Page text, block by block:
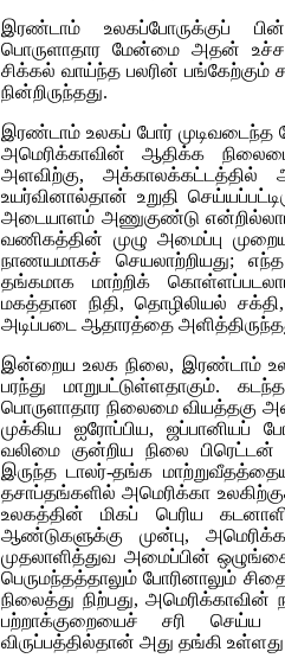
இரண்டாம் உலகப்போருக்குப்
பொருளாதார மேன்மை அதன்
சிக்கல் வாய்ந்த பலரின் பங்கேற்கும்
நின்றிருந்தது.
இரண்டாம் உலகப் போர்
அமெரிக்காவின் ஆதிக்க
அளவிற்கு, அக்காலக்கட்டத்தில்
உயர்வினால்தான் உறுதி
அடையாளம் அணுகுண்டு
வணிகத்தின் முழு அமைப்பு
நாணயமாகச் செயலாற்றியது;
தங்கமாக மாற்றிக்
மகத்தான நிதி, தொழிலியல்
அடிப்படை ஆதாரத்தை
இன்றைய உலக நிலை, இரண்டாம்
பரந்து மாறுபட்டுள்ளதாகும்.
பொருளாதார நிலைமை வியத்தகு
முக்கிய ஐரோப்பிய, ஜப்பானியப்
வலிமை குன்றிய நிலை
இருந்த டாலர்-தங்க
தசாப்தங்களில் அமெரிக்கா
உலகத்தின் மிகப் பெரிய
ஆண்டுகளுக்கு முன்பு,
முதலாளித்துவ அமைப்பின்
பெருமந்தத்தாலும் போரினாலும்
நிலைத்து நிற்பது,
பற்றாக்குறையைச் சரி செய்ய
விருப்பத்தில்தான் அது தங்கி